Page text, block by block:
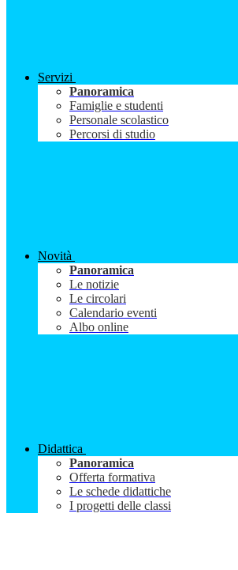
Servizi
Panoramica
Famiglie e studenti
Personale scolastico
Percorsi di studio
Novità
Panoramica
Le notizie
Le circolari
Calendario eventi
Albo online
Didattica
Panoramica
Offerta formativa
Le schede didattiche
I progetti delle classi